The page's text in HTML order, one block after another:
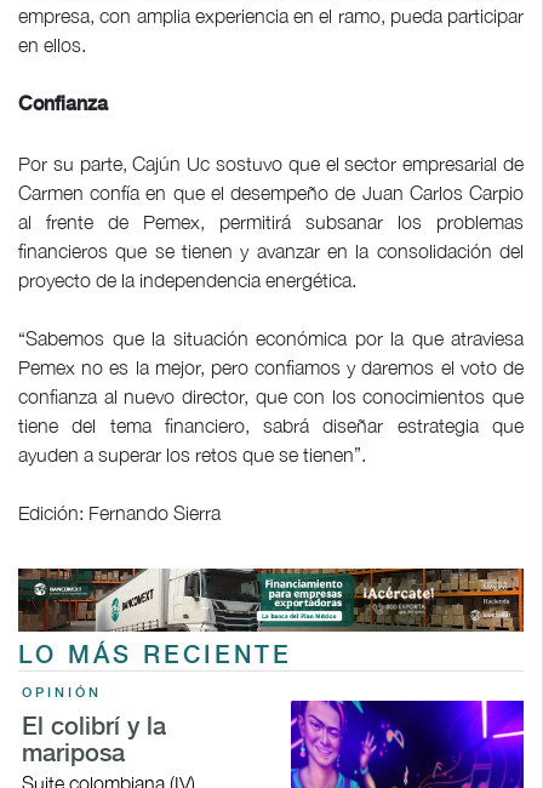
empresa, con amplia experiencia en el ramo, pueda participar
en ellos.
Confianza
Por su parte, Cajún Uc sostuvo que el sector empresarial de
Carmen confía en que el desempeño de Juan Carlos Carpio
al frente de Pemex, permitirá subsanar los problemas
financieros que se tienen y avanzar en la consolidación del
proyecto de la independencia energética.
“Sabemos que la situación económica por la que atraviesa
Pemex no es la mejor, pero confiamos y daremos el voto de
confianza al nuevo director, que con los conocimientos que
tiene del tema financiero, sabrá diseñar estrategia que
ayuden a superar los retos que se tienen”.
Edición: Fernando Sierra
LO MÁS RECIENTE
OPINIÓN
El colibrí y la
mariposa
Suite colombiana (IV)